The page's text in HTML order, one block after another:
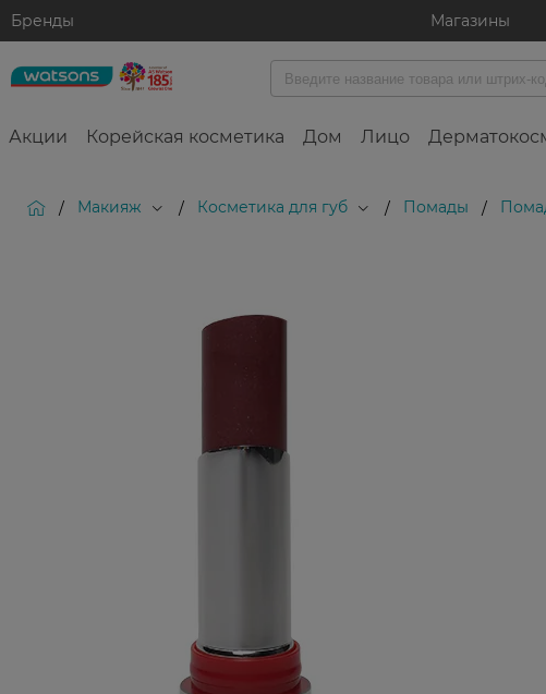
Бренды Магазины
Акции Корейская косметика Дом Лицо
/ Макияж / Косметика для губ / Помады /